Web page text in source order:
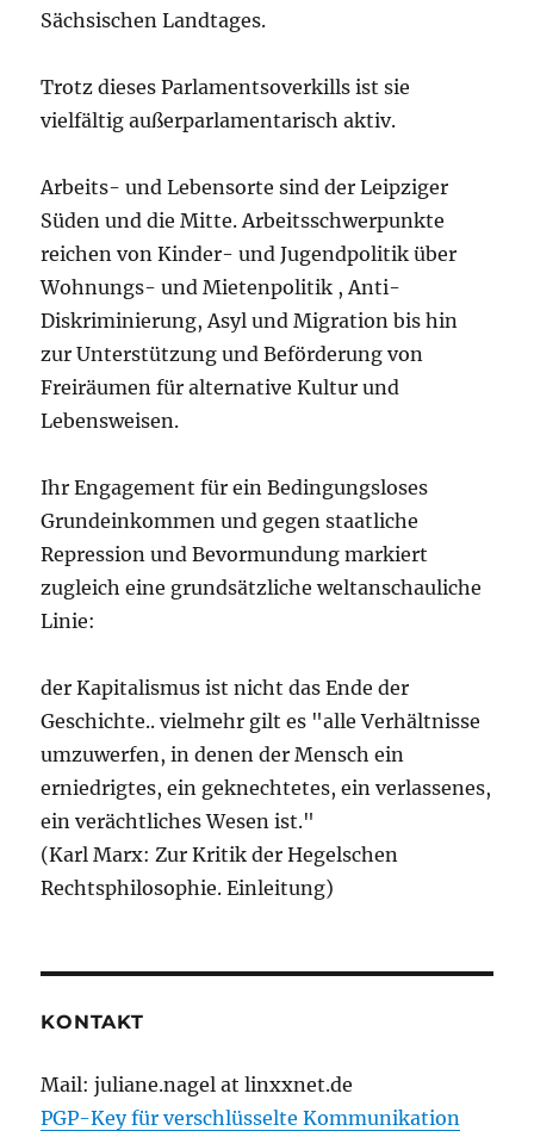
Sächsischen Landtages.
Trotz dieses Parlamentsoverkills ist sie
vielfältig außerparlamentarisch aktiv.
Arbeits- und Lebensorte sind der Leipziger
Süden und die Mitte. Arbeitsschwerpunkte
reichen von Kinder- und Jugendpolitik über
Wohnungs- und Mietenpolitik , Anti-
Diskriminierung, Asyl und Migration bis hin
zur Unterstützung und Beförderung von
Freiräumen für alternative Kultur und
Lebensweisen.
Ihr Engagement für ein Bedingungsloses
Grundeinkommen und gegen staatliche
Repression und Bevormundung markiert
zugleich eine grundsätzliche weltanschauliche
Linie:
der Kapitalismus ist nicht das Ende der
Geschichte.. vielmehr gilt es "alle Verhältnisse
umzuwerfen, in denen der Mensch ein
erniedrigtes, ein geknechtetes, ein verlassenes,
ein verächtliches Wesen ist."
(Karl Marx: Zur Kritik der Hegelschen
Rechtsphilosophie. Einleitung)
KONTAKT
Mail: juliane.nagel at linxxnet.de
PGP-Key für verschlüsselte Kommunikation